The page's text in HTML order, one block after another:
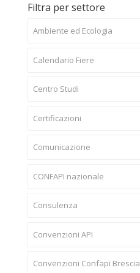
Filtra per settore
Ambiente ed Ecologia
Calendario Fiere
Centro Studi
Certificazioni
Comunicazione
CONFAPI nazionale
Consulenza
Convenzioni API
Convenzioni Confapi Brescia